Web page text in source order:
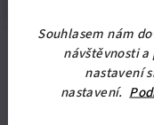
Souhlasem nám
návštěvnosti
nastavení
nastavení.
Odebírat